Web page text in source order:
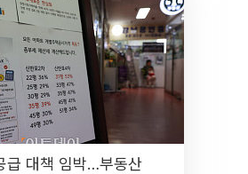
급 대책 임박…부동산